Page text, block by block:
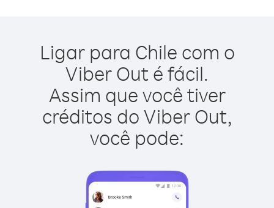
Ligar para Chile com o
Viber Out é fácil.
Assim que você tiver
créditos do Viber Out,
você pode: